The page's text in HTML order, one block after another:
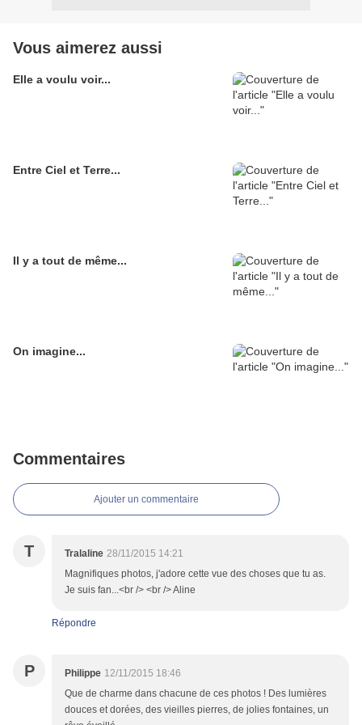
Vous aimerez aussi
Elle a voulu voir...
Entre Ciel et Terre...
Il y a tout de même...
On imagine...
Commentaires
Ajouter un commentaire
T Tralaline 28/11/2015 14:21
Magnifiques photos, j'adore cette vue des choses que tu as.
Je suis fan...<br /> <br /> Aline
Répondre
P Philippe 12/11/2015 18:46
Que de charme dans chacune de ces photos ! Des lumières
douces et dorées, des vieilles pierres, de jolies fontaines, un